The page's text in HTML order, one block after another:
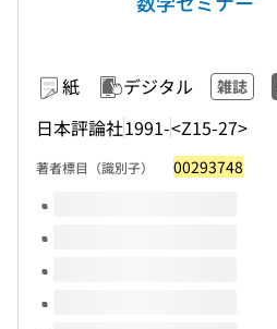
紙 デジタル 雑誌
日本評論社1991-<Z15-27>
著者標目（識別子） 00293748
このタイトルの巻号